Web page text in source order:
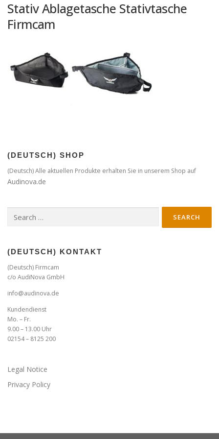
Stativ Ablagetasche Stativtasche
Firmcam
(DEUTSCH) SHOP
(Deutsch) Alle aktuellen Produkte erhalten Sie in unserem Shop auf
Audinova.de
for:
(DEUTSCH) KONTAKT
(Deutsch) Firmcam
c/o AudiNova GmbH
info@audinova.de
Kundendienst
Mo. – Fr.
9.00 – 13.00 Uhr
02154 – 8125 200
Legal Notice
Privacy Policy